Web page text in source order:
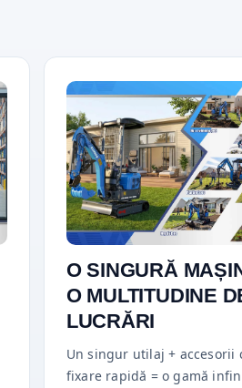
O SINGURĂ
O MULTITUDINE
LUCRĂRI
Un singur utilaj + accesorii
fixare rapidă = o gamă